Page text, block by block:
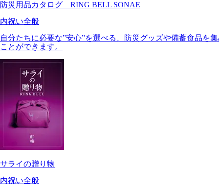
防災用品カタログ RING BELL SONAE
内祝い全般
自分たちに必要な”安心”を選べる、防災グッズや備蓄食品を
ことができます。
サライの贈り物
内祝い全般